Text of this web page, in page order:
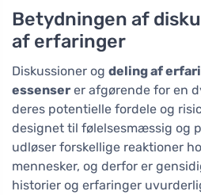
Betydningen af
af erfaringer
Diskussioner og deling af
essenser er afgørende for en
deres potentielle fordele og
designet til følelsesmæssig og
udløser forskellige reaktioner
mennesker, og derfor er
historier og erfaringer